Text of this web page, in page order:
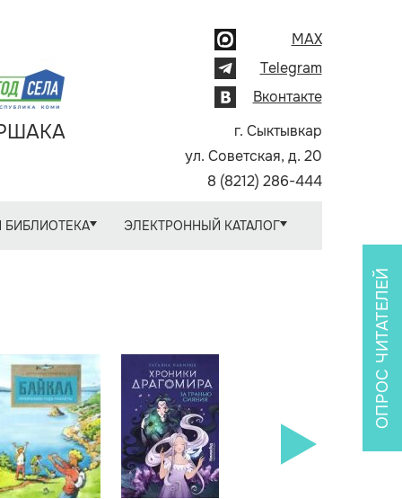
MAX
Telegram
Вконтакте
г. Сыктывкар
ул. Советская, д. 20
8 (8212) 286-444
БИБЛИОТЕКА ЭЛЕКТРОННЫЙ КАТАЛОГ
ОПРОС ЧИТАТЕЛЕЙ